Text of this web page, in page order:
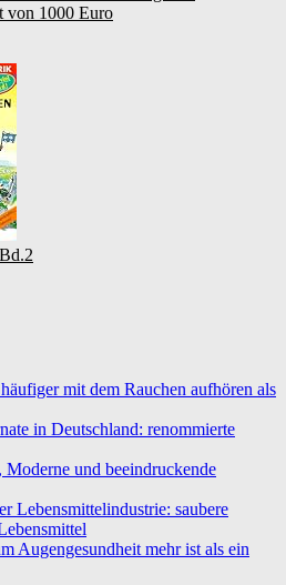
von 1000 Euro
mit dem Rauchen aufhören als
in Deutschland: renommierte
Moderne und beeindruckende
Lebensmittelindustrie: saubere
Augengesundheit mehr ist als ein